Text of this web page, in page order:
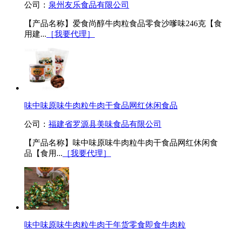
公司： 泉州友乐食品有限公司
【产品名称】爱食尚醇牛肉粒食品零食沙嗲味246克【食
用建... ［我要代理］
味中味原味牛肉粒牛肉干食品网红休闲食品
公司： 福建省罗源县美味食品有限公司
【产品名称】味中味原味牛肉粒牛肉干食品网红休闲食
品【食用... ［我要代理］
味中味原味牛肉粒牛肉干年货零食即食牛肉粒